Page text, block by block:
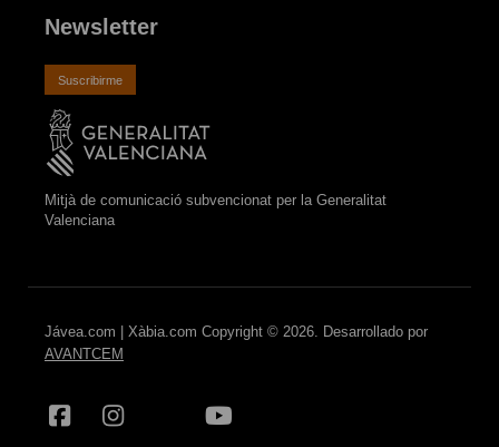
Newsletter
Suscribirme
Mitjà de comunicació subvencionat per la Generalitat
Valenciana
Jávea.com | Xàbia.com Copyright © 2026. Desarrollado por
AVANTCEM